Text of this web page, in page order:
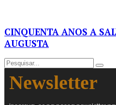
CINQUENTA ANOS A
AUGUSTA